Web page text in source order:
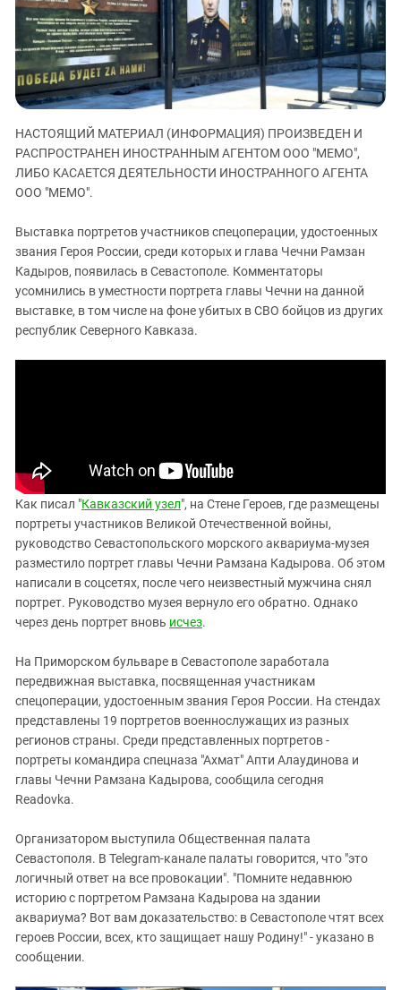
ЗАСТАВЛЯЕТ
КАВКАЗ ЗА ПАЛЕСТИНУ
ИНАКОМЫСЛИЕ В ЧЕЧНЕ
ПРЕСЛЕДОВАНИЕ АКТИВИСТОВ
МОБИЛИЗАЦИЯ И ПРОТЕСТЫ
Дагестан
Ингушетия
Кабардино-Балкария
Калмыкия
Карачаево-Черкесия
Краснодарский край
Нагорный Карабах
Ростовская область
Северная Осетия - Алания
СКФО
Ставропольский край
НАСТОЯЩИЙ МАТЕРИАЛ (ИНФОРМАЦИЯ) ПРОИЗВЕДЕН И
РАСПРОСТРАНЕН ИНОСТРАННЫМ АГЕНТОМ ООО "МЕМО",
ЛИБО КАСАЕТСЯ ДЕЯТЕЛЬНОСТИ ИНОСТРАННОГО АГЕНТА
ООО "МЕМО".
Выставка портретов участников спецоперации, удостоенных
звания Героя России, среди которых и глава Чечни Рамзан
Кадыров, появилась в Севастополе. Комментаторы
усомнились в уместности портрета главы Чечни на данной
выставке, в том числе на фоне убитых в СВО бойцов из других
республик Северного Кавказа.
Как писал "Кавказский узел", на Стене Героев, где размещены
портреты участников Великой Отечественной войны,
руководство Севастопольского морского аквариума-музея
разместило портрет главы Чечни Рамзана Кадырова. Об этом
написали в соцсетях, после чего неизвестный мужчина снял
портрет. Руководство музея вернуло его обратно. Однако
через день портрет вновь исчез.
На Приморском бульваре в Севастополе заработала
передвижная выставка, посвященная участникам
спецоперации, удостоенным звания Героя России. На стендах
представлены 19 портретов военнослужащих из разных
регионов страны. Среди представленных портретов -
портреты командира спецназа "Ахмат" Апти Алаудинова и
главы Чечни Рамзана Кадырова, сообщила сегодня
Readovka.
Организатором выступила Общественная палата
Севастополя. В Telegram-канале палаты говорится, что "это
логичный ответ на все провокации". "Помните недавнюю
историю с портретом Рамзана Кадырова на здании
аквариума? Вот вам доказательство: в Севастополе чтят всех
героев России, всех, кто защищает нашу Родину!" - указано в
сообщении.